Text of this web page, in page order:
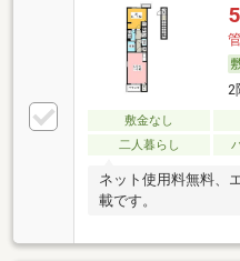
2
敷金なし
二人暮らし
ネット使用料無料、
載です。